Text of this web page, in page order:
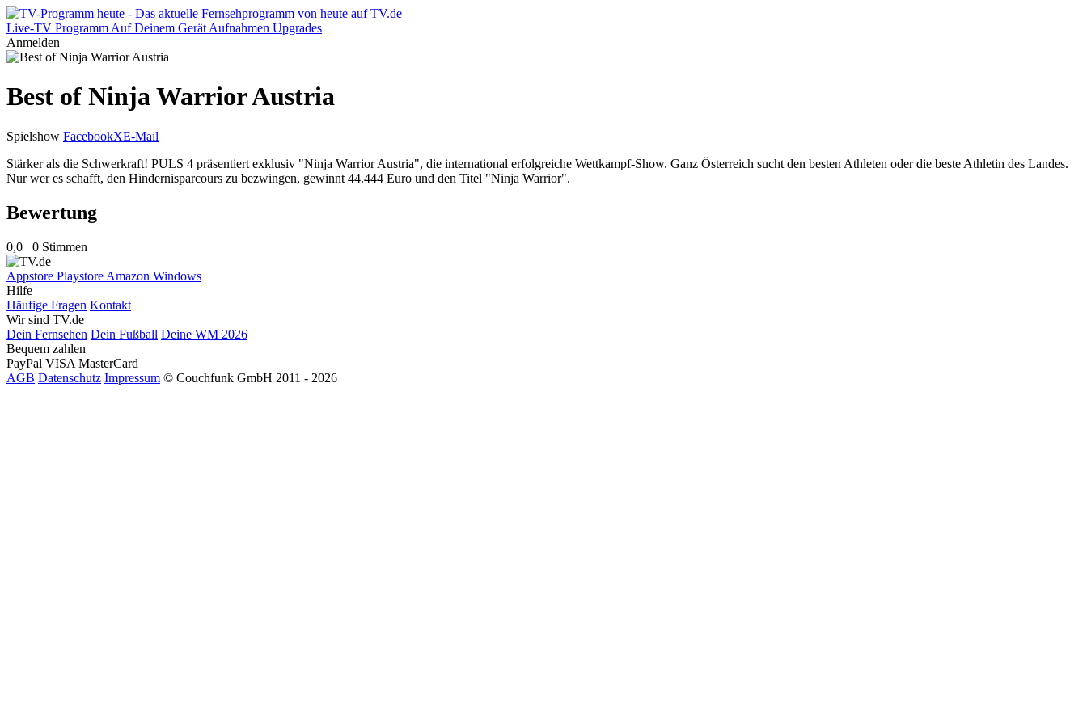
Live-TV Programm Auf Deinem Gerät Aufnahmen Upgrades
Anmelden
Best of Ninja Warrior Austria
Spielshow FacebookXE-Mail
Stärker als die Schwerkraft! PULS 4 präsentiert exklusiv "Ninja Warrior Austria", die international erfolgreiche Wettkampf-Show. Ganz Österreich sucht den besten Athleten oder die beste Athletin des Landes.
Nur wer es schafft, den Hindernisparcours zu bezwingen, gewinnt 44.444 Euro und den Titel "Ninja Warrior".
Bewertung
0,0 0 Stimmen
Appstore Playstore Amazon Windows
Hilfe
Häufige Fragen Kontakt
Wir sind TV.de
Dein Fernsehen Dein Fußball Deine WM 2026
Bequem zahlen
PayPal VISA MasterCard
AGB Datenschutz Impressum © Couchfunk GmbH 2011 - 2026